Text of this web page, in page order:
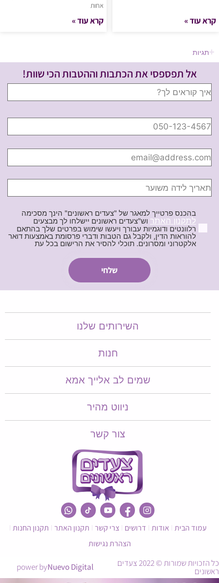
קרא עוד »
אחות
קרא עוד »
תגיות
אל תפספסי את הכתבות וההטבות הכי שוות!
בהכנס פרטייך למאגר של "צעדים ראשונים" הינך מסכימה
לתקנון האתר וש"צעדים ראשונים יישלחו לך מבצעים
רלוונטים ודוגמיות עבורך ויעשו שימוש בפרטים שלך בהתאם
להוראות הדין, ולקבל גם הטבות ודברי פרסומת באמצעות דואר
אלקטרוני ומסרונים. תוכלי להסיר את הרישום בכל עת
השירותים שלנו
חנות
שמים לב אלייך אמא​​
ניווט מהיר
צור קשר
עמוד הבית אודות דרושים צרי קשר תקנון האתר תקנון החנות
הצהרת נגישות
כל הזכויות שמורות © 2022 צעדים
ראשונים power byNuevo Digital